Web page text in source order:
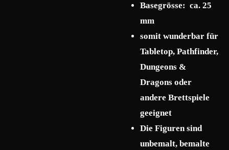
Basegrösse: ca. 25
mm
somit wunderbar für
Tabletop, Pathfinder,
Dungeons &
Dragons oder
andere Brettspiele
geeignet
Die Figuren sind
unbemalt, bemalte